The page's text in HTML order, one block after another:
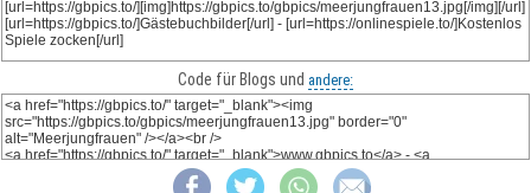
Code für Blogs und andere: